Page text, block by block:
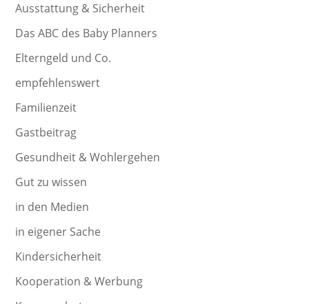
Ausstattung & Sicherheit
Das ABC des Baby Planners
Elterngeld und Co.
empfehlenswert
Familienzeit
Gastbeitrag
Gesundheit & Wohlergehen
Gut zu wissen
in den Medien
in eigener Sache
Kindersicherheit
Kooperation & Werbung